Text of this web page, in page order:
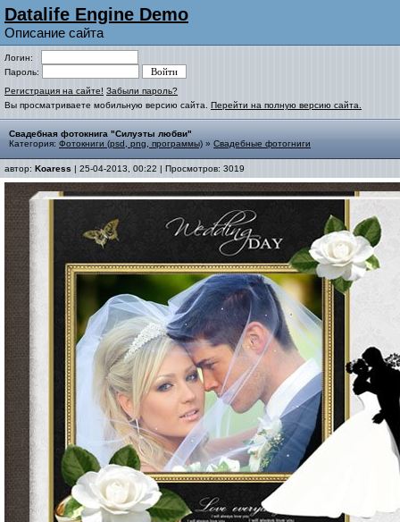
Datalife Engine Demo
Описание сайта
Логин:
Пароль:
Регистрация на сайте! Забыли пароль?
Вы просматриваете мобильную версию сайта. Перейти на полную версию сайта.
Свадебная фотокнига "Силуэты любви"
Категория: Фотокниги (psd, png, программы) » Свадебные фотогниги
автор: Koaress | 25-04-2013, 00:22 | Просмотров: 3019